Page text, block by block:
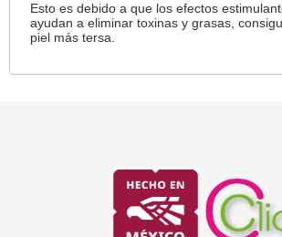
Esto es debido a que los efectos
ayudan a eliminar toxinas y grasas,
piel más tersa.